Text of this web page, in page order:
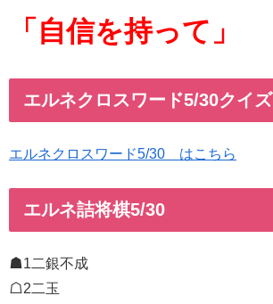
「自信を持って」
エルネクロスワード5/30クイズ
エルネクロスワード5/30 はこちら
エルネ詰将棋5/30
☗1二銀不成
☖2二玉